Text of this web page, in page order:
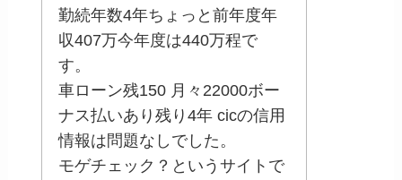
勤続年数4年ちょっと前年度年
収407万今年度は440万程で
す。
車ローン残150 月々22000ボー
ナス払いあり残り4年 cicの信用
情報は問題なしでした。
モゲチェック？というサイトで